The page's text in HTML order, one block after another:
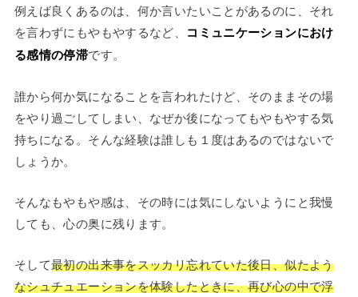
例えば良くあるのは、何か言いたいことがあるのに、それ
を言わずにもやもやするなど、 コミュニケーションにおけ
る感情の停滞です。
誰から何か気になることを言われたけど、そのままその場
をやり過ごしてしまい、なぜか後になってもやもやする気
持ちになる。そんな経験は誰しも１度はあるのではないで
しょうか。
そんなもやもや感は、その時には気にしないようにと我慢
しても、心の奥に残ります。
そして最初の出来事をスッカリ忘れていた後日、似たよう
なシュチュエーションを体験したときに、再び心の中で浮